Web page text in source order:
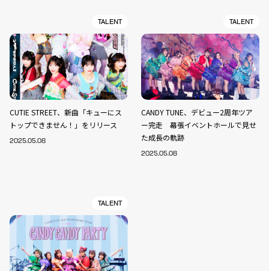
TALENT
CUTIE STREET、新曲「キューにス
トップできません！」をリリース
2025.05.08
TALENT
CANDY TUNE、デビュー2周年ツア
ー完走 幕張イベントホールで見せ
た成長の軌跡
2025.05.08
TALENT